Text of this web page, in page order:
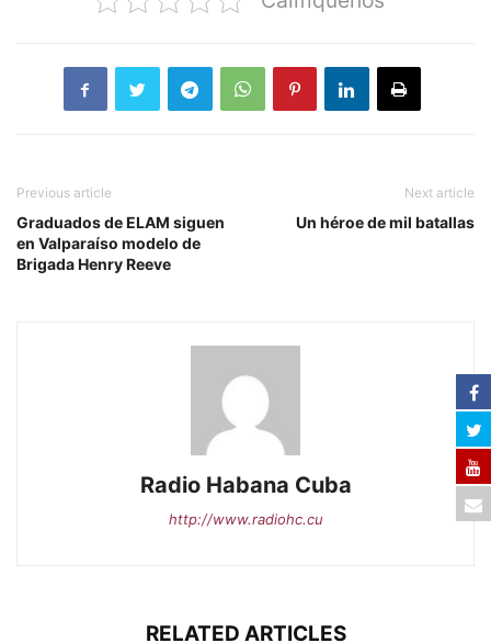
Previous article
Graduados de ELAM siguen
en Valparaíso modelo de
Brigada Henry Reeve
Next article
Un héroe de mil batallas
Radio Habana Cuba
http://www.radiohc.cu
RELATED ARTICLES